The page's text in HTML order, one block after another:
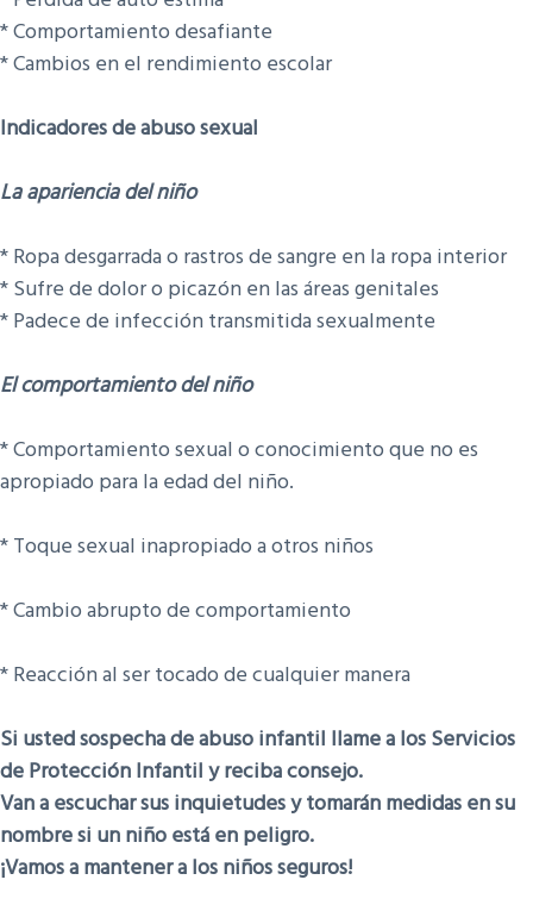
* Comportamiento desafiante
* Cambios en el rendimiento escolar
Indicadores de abuso sexual
La apariencia del niño
​* Ropa desgarrada o rastros de sangre en la ropa interior
* Sufre de dolor o picazón en las áreas genitales
* Padece de infección transmitida sexualmente
El comportamiento del niño
* Comportamiento sexual o conocimiento que no es
apropiado para la edad del niño.
* Toque sexual inapropiado a otros niños
* Cambio abrupto de comportamiento
* Reacción al ser tocado de cualquier manera
Si usted sospecha de abuso infantil llame a los Servicios
de Protección Infantil y reciba consejo.
Van a escuchar sus inquietudes y tomarán medidas en su
nombre si un niño está en peligro.
¡Vamos a mantener a los niños seguros!